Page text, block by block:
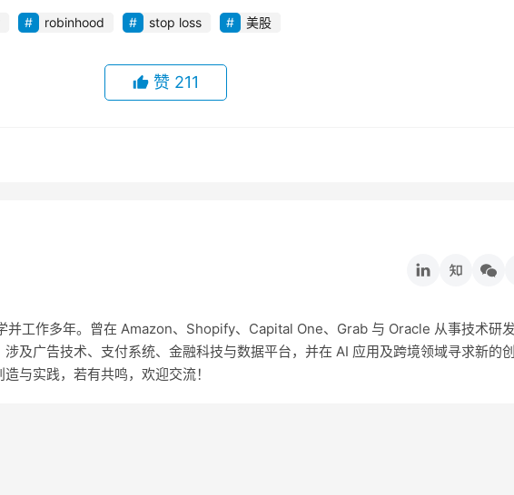
robinhood stop loss 美股
赞 211
并工作多年。曾在 Amazon、Shopify、Capital One、Grab 与 Oracle 从事技术研发
及广告技术、支付系统、金融科技与数据平台，并在 AI 应用及跨境领域寻求新的
与实践，若有共鸣，欢迎交流！